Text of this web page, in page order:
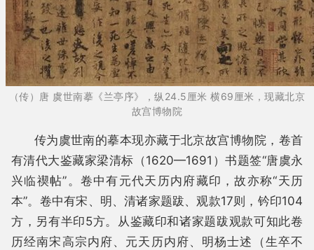
（传）唐 虞世南摹《兰亭序》，纵24.5厘米 横69厘米，现藏北京
故宫博物院
传为虞世南的摹本现亦藏于北京故宫博物院，卷首
有清代大鉴藏家梁清标（1620—1691）书题签“唐虞永
兴临禊帖”。卷中有元代天历内府藏印，故亦称“天历
本”。卷中有宋、明、清诸家题跋、观款17则，钤印104
方，另有半印5方。从鉴藏印和诸家题跋观款可知此卷
历经南宋高宗内府、元天历内府、明杨士述（生卒不